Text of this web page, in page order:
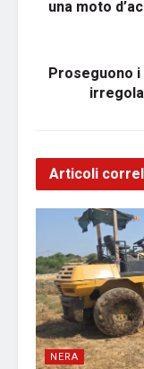
una moto
Proseguono
Articoli
NERA